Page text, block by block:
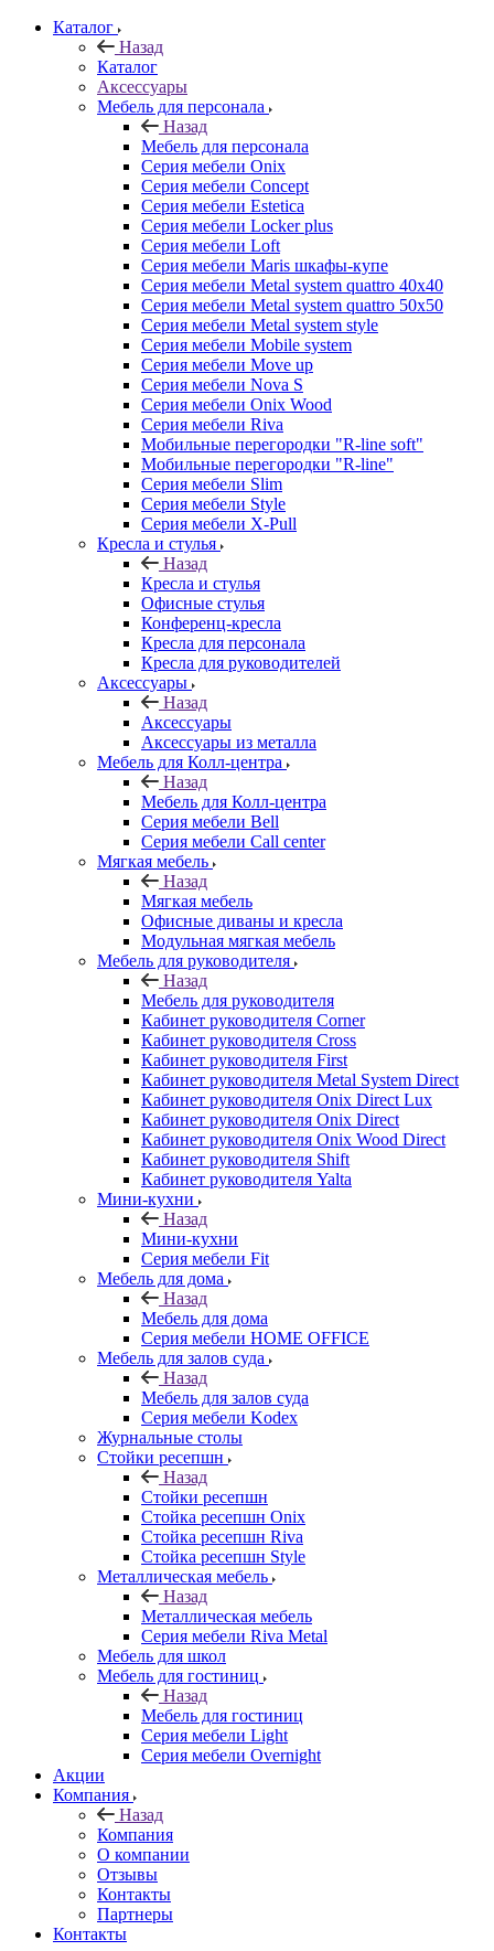
Каталог
Назад
Каталог
Аксессуары
Мебель для персонала
Назад
Мебель для персонала
Серия мебели Onix
Серия мебели Concept
Серия мебели Estetica
Серия мебели Locker plus
Серия мебели Loft
Серия мебели Maris шкафы-купе
Серия мебели Metal system quattro 40x40
Серия мебели Metal system quattro 50x50
Серия мебели Metal system style
Серия мебели Mobile system
Серия мебели Move up
Серия мебели Nova S
Серия мебели Onix Wood
Серия мебели Riva
Мобильные перегородки "R-line soft"
Мобильные перегородки "R-line"
Серия мебели Slim
Серия мебели Style
Серия мебели X-Pull
Кресла и стулья
Назад
Кресла и стулья
Офисные стулья
Конференц-кресла
Кресла для персонала
Кресла для руководителей
Аксессуары
Назад
Аксессуары
Аксессуары из металла
Мебель для Колл-центра
Назад
Мебель для Колл-центра
Серия мебели Bell
Серия мебели Call center
Мягкая мебель
Назад
Мягкая мебель
Офисные диваны и кресла
Модульная мягкая мебель
Мебель для руководителя
Назад
Мебель для руководителя
Кабинет руководителя Corner
Кабинет руководителя Cross
Кабинет руководителя First
Кабинет руководителя Metal System Direct
Кабинет руководителя Onix Direct Lux
Кабинет руководителя Onix Direct
Кабинет руководителя Onix Wood Direct
Кабинет руководителя Shift
Кабинет руководителя Yalta
Мини-кухни
Назад
Мини-кухни
Серия мебели Fit
Мебель для дома
Назад
Мебель для дома
Серия мебели HOME OFFICE
Мебель для залов суда
Назад
Мебель для залов суда
Серия мебели Kodex
Журнальные столы
Стойки ресепшн
Назад
Стойки ресепшн
Стойка ресепшн Onix
Стойка ресепшн Riva
Стойка ресепшн Style
Металлическая мебель
Назад
Металлическая мебель
Серия мебели Riva Metal
Мебель для школ
Мебель для гостиниц
Назад
Мебель для гостиниц
Серия мебели Light
Серия мебели Overnight
Акции
Компания
Назад
Компания
О компании
Отзывы
Контакты
Партнеры
Контакты